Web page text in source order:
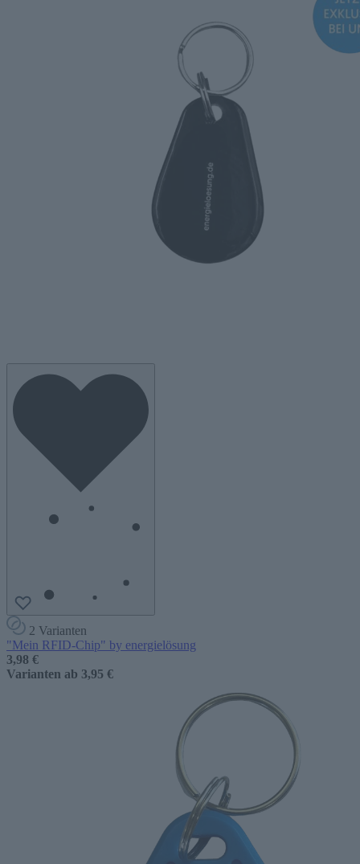
2 Varianten
"Mein RFID-Chip" by energielösung
3,98 €
Varianten ab 3,95 €